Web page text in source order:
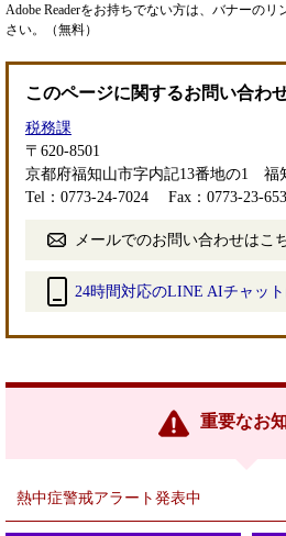
Adobe Readerをお持ちでない方は、バナーの
さい。（無料）
このページに関するお問い合わ
税務課
〒620-8501
京都府福知山市字内記13番地の1 福
Tel：0773-24-7024
Fax：0773-23-
メールでのお問い合わせはこ
24時間対応のLINE AIチャッ
リ
重要なお
熱中症警戒アラート発表中